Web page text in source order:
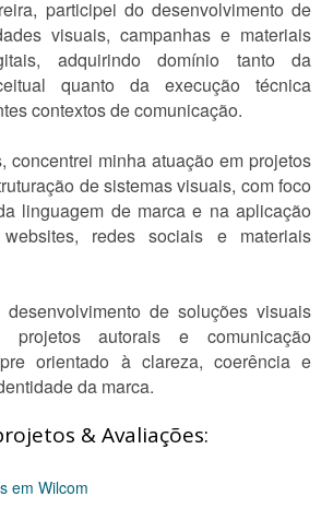
participei do desenvolvimento de
visuais, campanhas e materiais
adquirindo domínio tanto da
quanto da execução técnica
contextos de comunicação.
concentrei minha atuação em projetos
de sistemas visuais, com foco
linguagem de marca e na aplicação
redes sociais e materiais
desenvolvimento de soluções visuais
projetos autorais e comunicação
orientado à clareza, coerência e
da marca.
& Avaliações:
em Wilcom